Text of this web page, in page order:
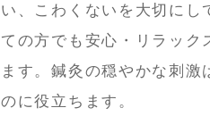
い、こわくないを大切にし
ての方でも安心・リラック
ます。鍼灸の穏やかな刺激
のに役立ちます。